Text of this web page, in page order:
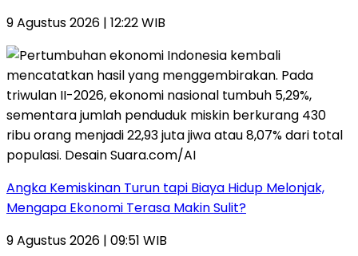
9 Agustus 2026 | 12:22 WIB
Angka Kemiskinan Turun tapi Biaya Hidup Melonjak,
Mengapa Ekonomi Terasa Makin Sulit?
9 Agustus 2026 | 09:51 WIB